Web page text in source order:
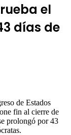
el
días de
de Estados
fin al cierre de
prolongó por 43